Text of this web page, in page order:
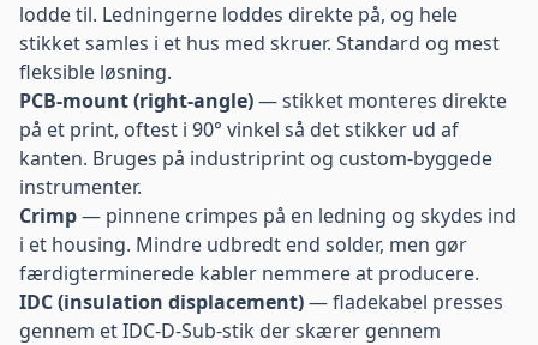
lodde til. Ledningerne loddes direkte på, og hele
stikket samles i et hus med skruer. Standard og mest
fleksible løsning.
PCB-mount (right-angle)— stikket monteres direkte
på et print, oftest i 90° vinkel så det stikker ud af
kanten. Bruges på industriprint og custom-byggede
instrumenter.
Crimp— pinnene crimpes på en ledning og skydes ind
i et housing. Mindre udbredt end solder, men gør
færdigterminerede kabler nemmere at producere.
IDC (insulation displacement)— fladekabel presses
gennem et IDC-D-Sub-stik der skærer gennem